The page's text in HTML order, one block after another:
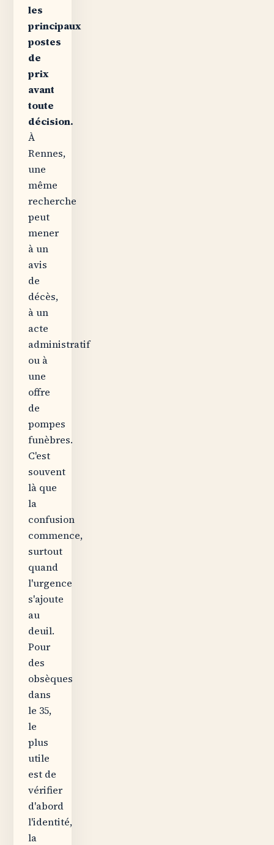
les
principaux
postes
de
prix
avant
toute
décision.
À
Rennes,
une
même
recherche
peut
mener
à un
avis
de
décès,
à un
acte
administratif
ou à
une
offre
de
pompes
funèbres.
C'est
souvent
là que
la
confusion
commence,
surtout
quand
l'urgence
s'ajoute
au
deuil.
Pour
des
obsèques
dans
le 35,
le
plus
utile
est de
vérifier
d'abord
l'identité,
la